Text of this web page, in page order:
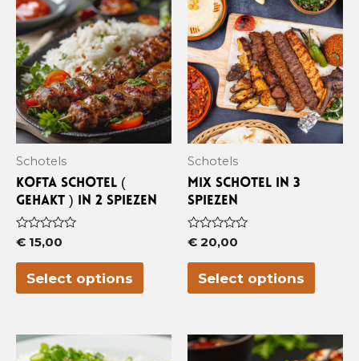
a
t
i
v
e
:
Schotels
Kofta schotel (
gehakt ) in 2 spiezen
Waardering
uit
€ 15,00
Select options
Schotels
Mix schotel in 3
spiezen
Waardering
uit
€ 20,00
Select options